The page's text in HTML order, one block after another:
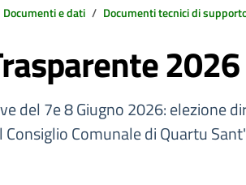
Documenti e dati Documenti tecnici di
2026
del 7e 8 Giugno 2026: elezione
Comunale di Quartu